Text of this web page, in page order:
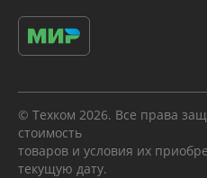
© Техком 2026. Все права
стоимость
товаров и условия их
текущую дату.